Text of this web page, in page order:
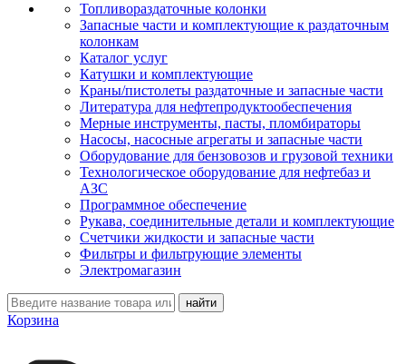
Топливораздаточные колонки
Запасные части и комплектующие к раздаточным
колонкам
Каталог услуг
Катушки и комплектующие
Краны/пистолеты раздаточные и запасные части
Литература для нефтепродуктообеспечения
Мерные инструменты, пасты, пломбираторы
Насосы, насосные агрегаты и запасные части
Оборудование для бензовозов и грузовой техники
Технологическое оборудование для нефтебаз и
АЗС
Программное обеспечение
Рукава, соединительные детали и комплектующие
Счетчики жидкости и запасные части
Фильтры и фильтрующие элементы
Электромагазин
Корзина